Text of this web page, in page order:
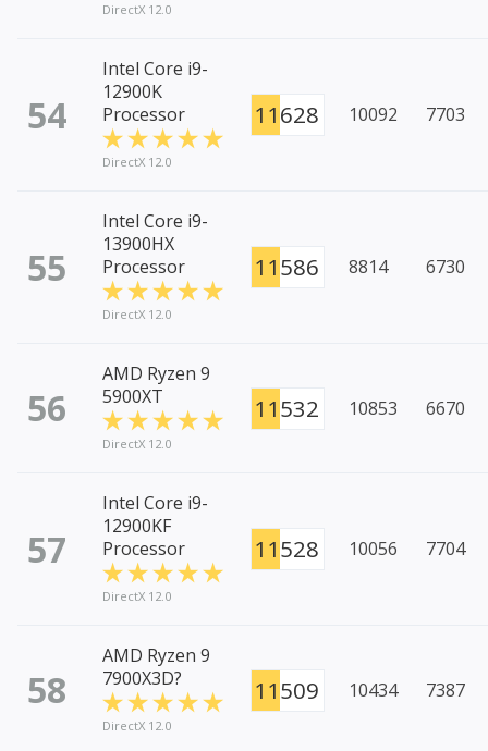
DirectX 12.0
54
Intel Core i9-
12900K
Processor
DirectX 12.0
11628 10092 7703
55
Intel Core i9-
13900HX
Processor
DirectX 12.0
11586 8814 6730
56
AMD Ryzen 9
5900XT
DirectX 12.0
11532 10853 6670
57
Intel Core i9-
12900KF
Processor
DirectX 12.0
11528 10056 7704
58
AMD Ryzen 9
7900X3D?
DirectX 12.0
11509 10434 7387